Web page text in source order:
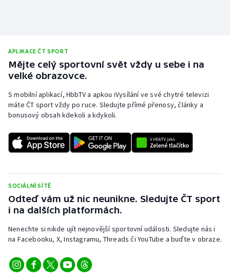
APLIKACE ČT SPORT
Mějte celý sportovní svět vždy u sebe i na
velké obrazovce.
S mobilní aplikací, HbbTV a apkou iVysílání ve své chytré televizi
máte ČT sport vždy po ruce. Sledujte přímé přenosy, články a
bonusový obsah kdekoli a kdykoli.
SOCIÁLNÍ SÍTĚ
Odteď vám už nic neunikne. Sledujte ČT sport
i na dalších platformách.
Nenechte si nikde ujít nejnovější sportovní události. Sledujte nás i
na Facebooku, X, Instagramu, Threads či YouTube a buďte v obraze.